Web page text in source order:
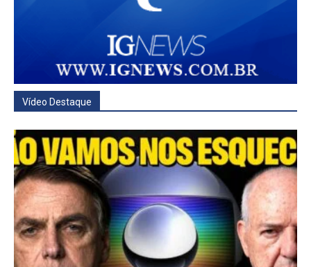
Vídeo Destaque